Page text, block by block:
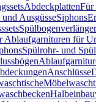
AbdeckplattenFür
AusgüsseSiphons
Ablaufgarnituren für
Spülrohr- und
Anschlüsse